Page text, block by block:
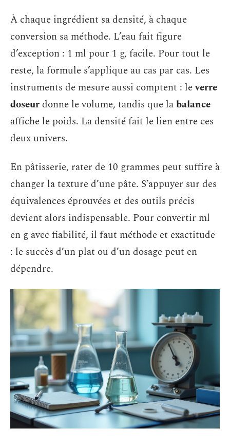
À chaque ingrédient sa densité, à chaque
conversion sa méthode. L’eau fait figure
d’exception : 1 ml pour 1 g, facile. Pour tout le
reste, la formule s’applique au cas par cas. Les
instruments de mesure aussi comptent : leverre
doseurdonne le volume, tandis que labalance
affiche le poids. La densité fait le lien entre ces
deux univers.
En pâtisserie, rater de 10 grammes peut suffire à
changer la texture d’une pâte. S’appuyer sur des
équivalences éprouvées et des outils précis
devient alors indispensable. Pour convertir ml
en g avec fiabilité, il faut méthode et exactitude
: le succès d’un plat ou d’un dosage peut en
dépendre.